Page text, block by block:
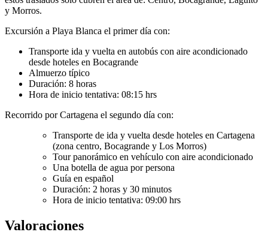
y Morros.
Excursión a Playa Blanca el primer día con:
Transporte ida y vuelta en autobús con aire acondicionado
desde hoteles en Bocagrande
Almuerzo típico
Duración: 8 horas
Hora de inicio tentativa: 08:15 hrs
Recorrido por Cartagena el segundo día con:
Transporte de ida y vuelta desde hoteles en Cartagena
(zona centro, Bocagrande y Los Morros)
Tour panorámico en vehículo con aire acondicionado
Una botella de agua por persona
Guía en español
Duración: 2 horas y 30 minutos
Hora de inicio tentativa: 09:00 hrs
Valoraciones